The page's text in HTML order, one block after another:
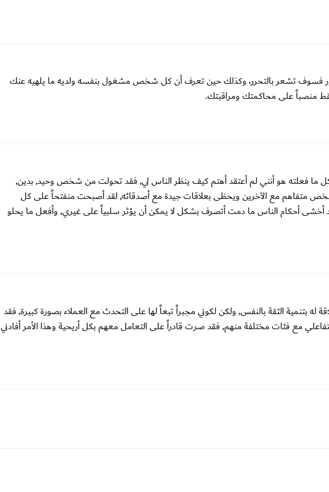
فسوف تشعر بالتحرر، وكذلك حين تعرف أن كل شخص مشغول بنفسه ولديه ما يلهيه عنك
منصباً على محاكمتك ومراقبتك.
ما فعلته هو أنني لم أعتقد أهتم كيف ينظر الناس لي, فقد تحولت من شخص وحيد, بدين,
متفاهم مع الآخرين ويحظى بعلاقات جيدة مع أصدقائه, لقد أصبحت منفتحاً على كل
أحكام الناس ما دمت أتصرف بشكل لا يمكن أن يؤثر سلبياً على غيري, وأفعل ما يحلو
بتنمية الثقة بالنفس, ولكن لكوني مجبراً تبعاً لها على التحدث مع العملاء بصورة كبيرة, فقد
مع فئات مختلفة منهم, فقد صرت قادراً على التعامل معهم بكل أريحية وهذا الأمر أفادني